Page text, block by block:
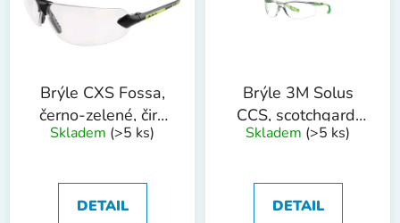
Brýle CXS Fossa,
černo-zelené, čirý
zorník
Skladem (>5 ks)
DETAIL
Brýle 3M Solus
CCS, scotchgard,
limetkově zelené,
Skladem (>5 ks)
DETAIL